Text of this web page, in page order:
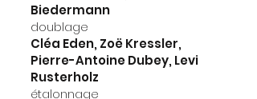
Biedermann
doublage
Cléa Eden, Zoë Kressler,
Pierre-Antoine Dubey, Levi
Rusterholz
étalonnage